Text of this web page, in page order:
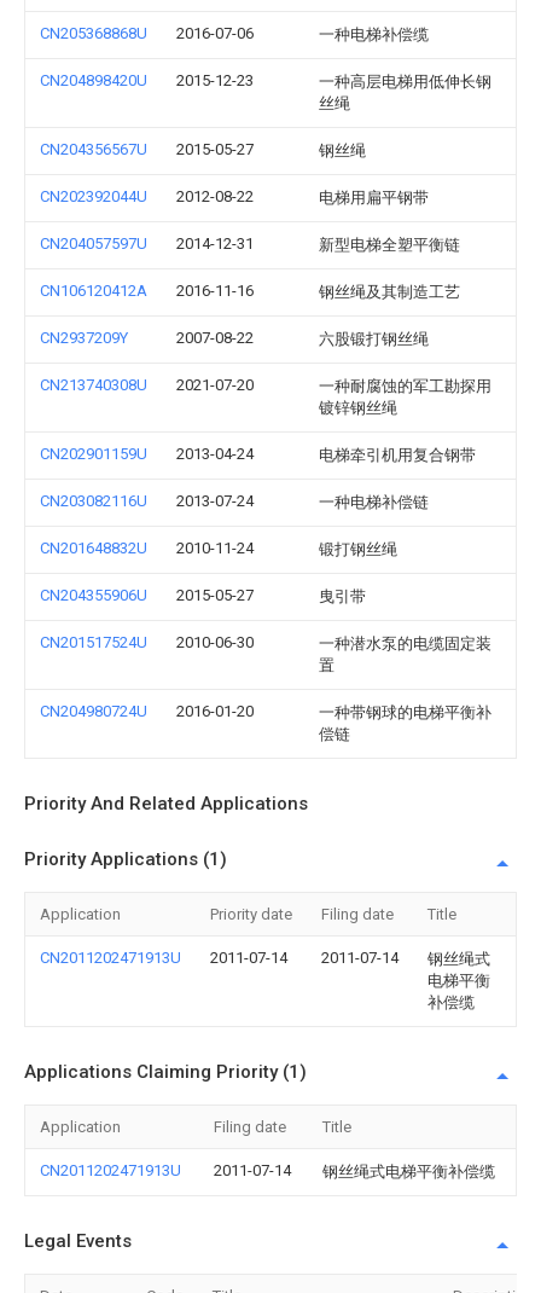
CN205368868U 2016-07-06 一种电梯补偿缆
CN204898420U 2015-12-23
一种高层电梯用低伸长钢
丝绳
CN204356567U 2015-05-27 钢丝绳
CN202392044U 2012-08-22 电梯用扁平钢带
CN204057597U 2014-12-31 新型电梯全塑平衡链
CN106120412A 2016-11-16 钢丝绳及其制造工艺
CN2937209Y 2007-08-22 六股锻打钢丝绳
CN213740308U 2021-07-20
一种耐腐蚀的军工勘探用
镀锌钢丝绳
CN202901159U 2013-04-24 电梯牵引机用复合钢带
CN203082116U 2013-07-24 一种电梯补偿链
CN201648832U 2010-11-24 锻打钢丝绳
CN204355906U 2015-05-27 曳引带
CN201517524U 2010-06-30
一种潜水泵的电缆固定装
置
CN204980724U 2016-01-20
一种带钢球的电梯平衡补
偿链
Priority And Related Applications
Priority Applications (1)
Application Priority date Filing date Title
CN2011202471913U 2011-07-14 2011-07-14
钢丝绳式
电梯平衡
补偿缆
Applications Claiming Priority (1)
Application Filing date Title
CN2011202471913U 2011-07-14 钢丝绳式电梯平衡补偿缆
Legal Events